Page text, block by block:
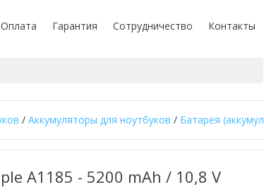
Оплата Гарантия Сотрудничество Контакты
/ Аккумуляторы для ноутбуков / Батарея
A1185 - 5200 mAh / 10,8 V